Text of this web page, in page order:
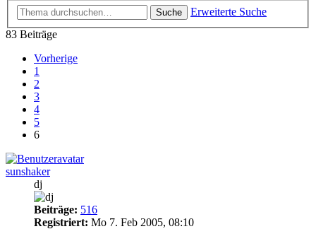
Suche
Erweiterte Suche
83 Beiträge
Vorherige
1
2
3
4
5
6
sunshaker
dj
Beiträge: 516
Registriert: Mo 7. Feb 2005, 08:10